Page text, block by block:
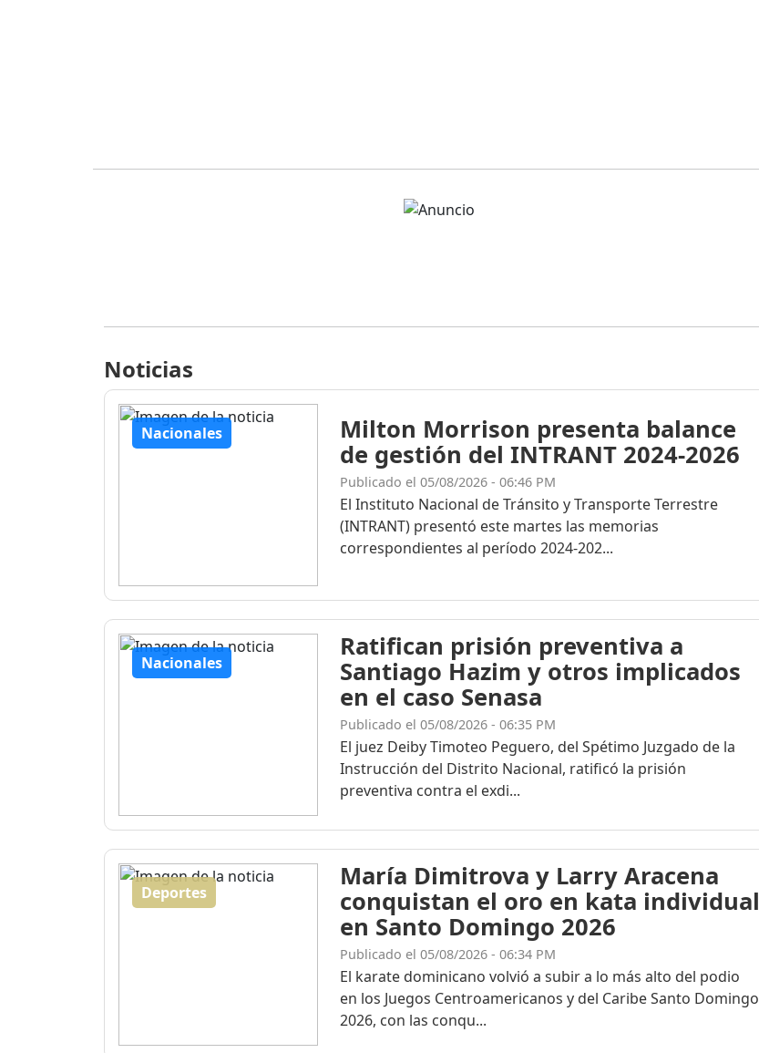
Noticias
Nacionales
Milton Morrison presenta balance
de gestión del INTRANT 2024-2026
Publicado el 05/08/2026 - 06:46 PM
El Instituto Nacional de Tránsito y Transporte Terrestre
(INTRANT) presentó este martes las memorias
correspondientes al período 2024-202...
Nacionales
Ratifican prisión preventiva a
Santiago Hazim y otros implicados
en el caso Senasa
Publicado el 05/08/2026 - 06:35 PM
El juez Deiby Timoteo Peguero, del Spétimo Juzgado de la
Instrucción del Distrito Nacional, ratificó la prisión
preventiva contra el exdi...
Deportes
María Dimitrova y Larry Aracena
conquistan el oro en kata individual
en Santo Domingo 2026
Publicado el 05/08/2026 - 06:34 PM
El karate dominicano volvió a subir a lo más alto del podio
en los Juegos Centroamericanos y del Caribe Santo Domingo
2026, con las conqu...